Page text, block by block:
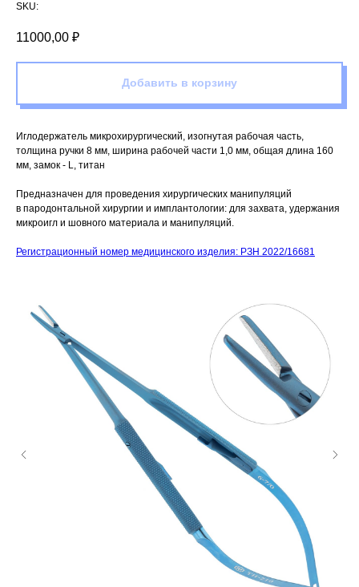
SKU:
11000,00 ₽
Добавить в корзину
Иглодержатель микрохирургический, изогнутая рабочая часть,
толщина ручки 8 мм, ширина рабочей части 1,0 мм, общая длина 160
мм, замок - L, титан
Предназначен для проведения хирургических манипуляций
в пародонтальной хирургии и имплантологии: для захвата, удержания
микроигл и шовного материала и манипуляций.
Регистрационный номер медицинского изделия: РЗН 2022/16681